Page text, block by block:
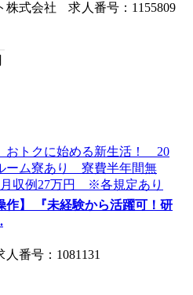
株式会社 求人番号：1155809
作】 『未経験から活躍可！研
番号：1081131